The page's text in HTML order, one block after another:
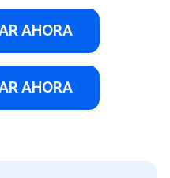
AHORA
AHORA